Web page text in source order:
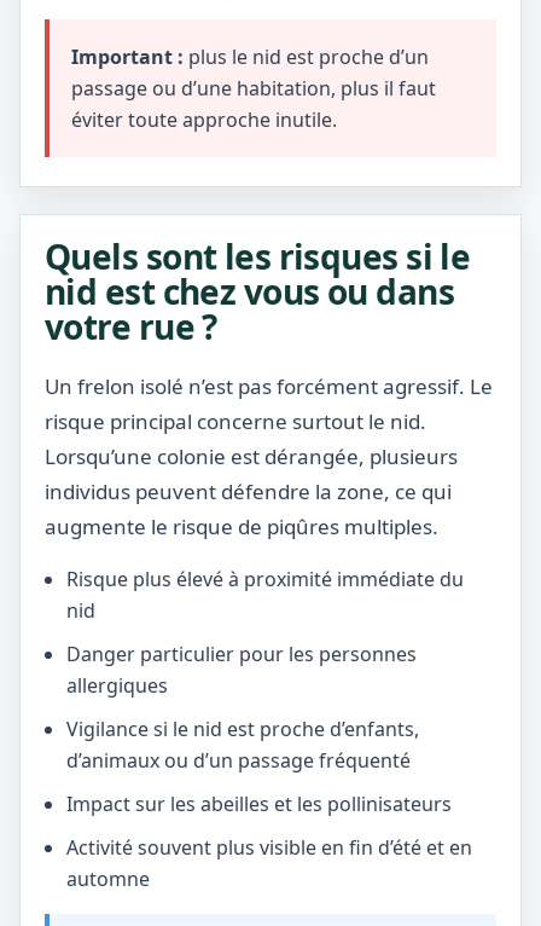
Important : plus le nid est proche d’un
passage ou d’une habitation, plus il faut
éviter toute approche inutile.
Quels sont les risques si le
nid est chez vous ou dans
votre rue ?
Un frelon isolé n’est pas forcément agressif. Le
risque principal concerne surtout le nid.
Lorsqu’une colonie est dérangée, plusieurs
individus peuvent défendre la zone, ce qui
augmente le risque de piqûres multiples.
Risque plus élevé à proximité immédiate du
nid
Danger particulier pour les personnes
allergiques
Vigilance si le nid est proche d’enfants,
d’animaux ou d’un passage fréquenté
Impact sur les abeilles et les pollinisateurs
Activité souvent plus visible en fin d’été et en
automne